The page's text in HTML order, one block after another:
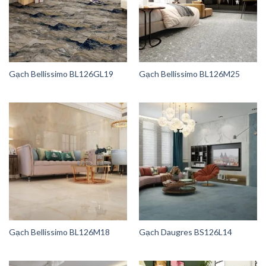
Gạch Bellissimo BL126GL19 Gạch Bellissimo BL126M25
Gạch Bellissimo BL126M18 Gạch Daugres BS126L14